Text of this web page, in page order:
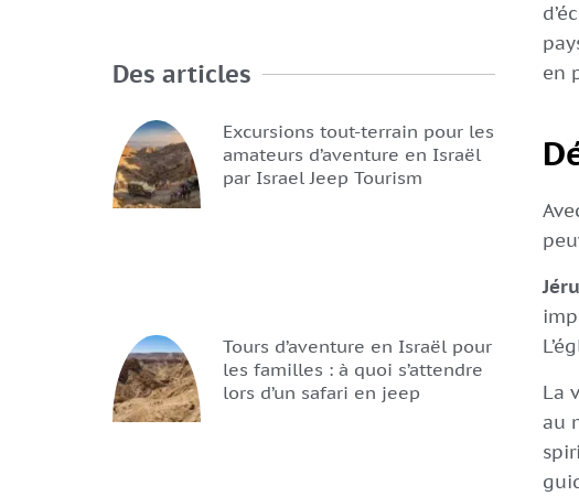
Des articles
Excursions tout-terrain pour les
amateurs d’aventure en Israël
par Israel Jeep Tourism
Tours d’aventure en Israël pour
les familles : à quoi s’attendre
lors d’un safari en jeep
en
La
au